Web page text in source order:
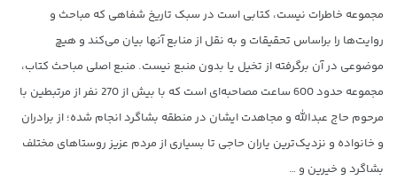
مجموعه خاطرات نیست، کتابی است در سبک تاریخ شفاهی که مباحث و
روایت‌ها را براساس تحقیقات و به نقل از منابع آنها بیان می‌کند و هیچ
موضوعی در آن برگرفته از تخیل یا بدون منبع نیست. منبع اصلی مباحث کتاب،
مجموعه حدود 600 ساعت مصاحبه‌ای است که با بیش از 270 نفر از مرتبطین با
مرحوم حاج عبدالله و مجاهدت ایشان در منطقه بشاگرد انجام شده؛ از برادران
و خانواده و نزدیک‌ترین یاران حاجی تا بسیاری از مردم عزیز روستاهای مختلف
بشاگرد و خیرین و …